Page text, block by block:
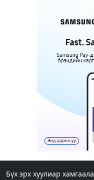
анхаарахыг
Бүх шатанд
наадам,
Шатахуун,
12 цагийн
авсан
Бүх эрх хуулиар